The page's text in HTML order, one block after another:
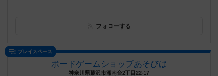
フォローする
プレイスペース
ボードゲームショップあそびば
神奈川県藤沢市湘南台2丁目22-17